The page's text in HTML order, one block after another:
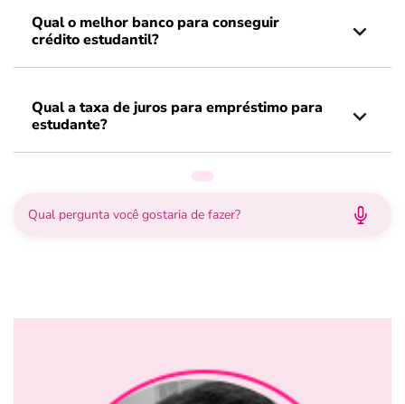
Qual o melhor banco para conseguir
crédito estudantil?
Qual a taxa de juros para empréstimo para
estudante?